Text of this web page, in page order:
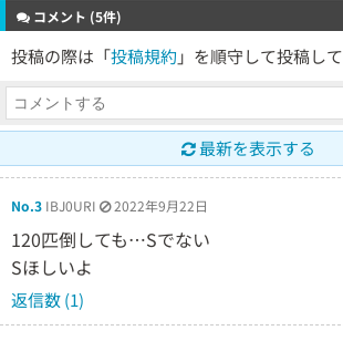
コメント (5件)
投稿の際は「投稿規約 」を順守して投稿して
最新を表示する
No.3 IBJ0URI 2022年9月22日
120匹倒しても…Sでない
Sほしいよ
返信数 (1)